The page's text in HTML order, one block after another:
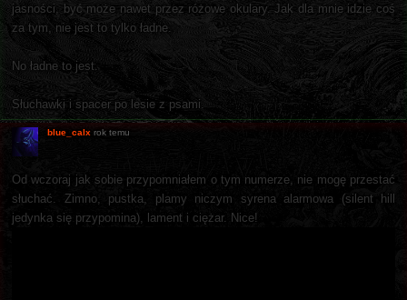
jasności, być może nawet przez różowe okulary. Jak dla mnie idzie coś
za tym, nie jest to tylko ładne.
No ładne to jest.
Słuchawki i spacer po lesie z psami.
blue_calx rok temu
Od wczoraj jak sobie przypomniałem o tym numerze, nie mogę przestać
słuchać. Zimno, pustka, plamy niczym syrena alarmowa (silent hill
jedynka się przypomina), lament i ciężar. Nice!